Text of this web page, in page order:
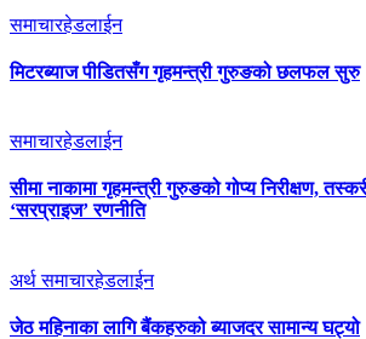
समाचारहेडलाईन
मिटरब्याज पीडितसँग गृहमन्त्री गुरुङको छलफल सुरु
समाचारहेडलाईन
सीमा नाकामा गृहमन्त्री गुरुङको गोप्य निरीक्षण,
‘सरप्राइज’ रणनीति
अर्थ समाचारहेडलाईन
जेठ महिनाका लागि बैंकहरुको ब्याजदर सामान्य घट्यो